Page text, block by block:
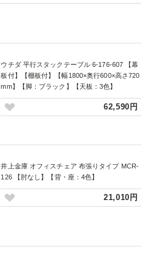
ウチダ 平行スタックテーブル 6-176-607 【幕
板付】【棚板付】【幅1800×奥行600×高さ720
mm】【脚：ブラック】【天板：3色】
62,590円
井上金庫 オフィスチェア 布張りタイプ MCR-
126 【肘なし】【背・座：4色】
21,010円